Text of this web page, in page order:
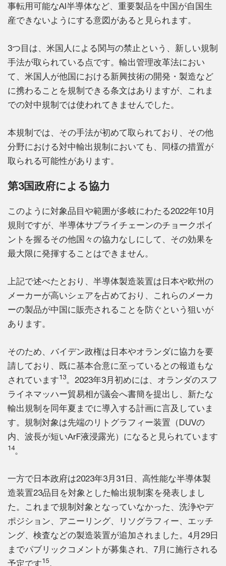
事転用可能なAI半導体など、重要製品を中国が自国生
産できないようにする意図があると見られます。
3つ目は、米国人による関与の禁止という、新しい規制
手法が取られている点です。輸出管理改革法におい
て、米国人が他国における新興技術の開発・製造など
に携わることを規制できる条文はありますが、これま
での対中規制では使われてきませんでした。
本規制では、その手法が初めて取られており、その他
分野における対中輸出規制においても、同様の措置が
取られる可能性があります。
第3国政府による協力
このように対象品目や範囲が多岐にわたる2022年10月
規則ですが、半導体サプライチェーンのチョークポイ
ントを握るその他国々の協力なしにして、その効果を
最大限に発揮することはできません。
上記で述べたとおり、半導体製造装置は日本や欧州の
メーカーが高いシェアを占めており、これらのメーカ
ーの製品が中国に販売されることを防ぐという狙いが
あります。
そのため、バイデン政権は日本やオランダに協力を要
請しており、既に基本合意に至っているとの報道もな
されています13。2023年3月初めには、オランダのスフ
ライネマッハー貿易相が議会へ書簡を提出し、新たな
輸出規制を同年夏までに導入する計画に言及していま
す。規制対象は先端のリトグラフィー装置（DUVの
内、波長が短いArF液浸露光）になると見られています
14。
一方で日本政府は2023年3月31日、高性能な半導体製
造装置23品目を対象とした輸出規制案を発表しまし
た。これまで規制対象となっていなかった、洗浄やデ
ポジション、アニーリング、リソグラフィー、エッチ
ング、検査などの製造装置が追加されました。4月29日
までパブリックコメントが募集され、7月に施行される
予定です15。